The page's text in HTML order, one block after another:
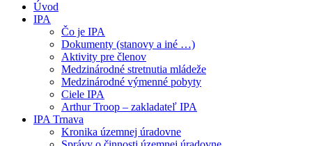
Úvod
IPA
Čo je IPA
Dokumenty (stanovy a iné …)
Aktivity pre členov
Medzinárodné stretnutia mládeže
Medzinárodné výmenné pobyty
Ciele IPA
Arthur Troop – zakladateľ IPA
IPA Trnava
Kronika územnej úradovne